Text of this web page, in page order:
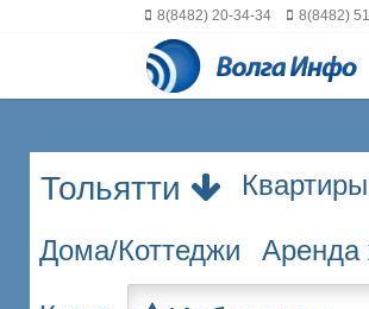
8(8482) 20-34-34 8(8482)
Тольятти Квартиры
Дома/Коттеджи